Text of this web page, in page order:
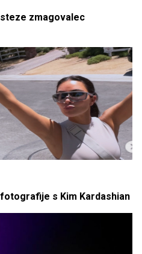
zmagovalec
s Kim Kardashian